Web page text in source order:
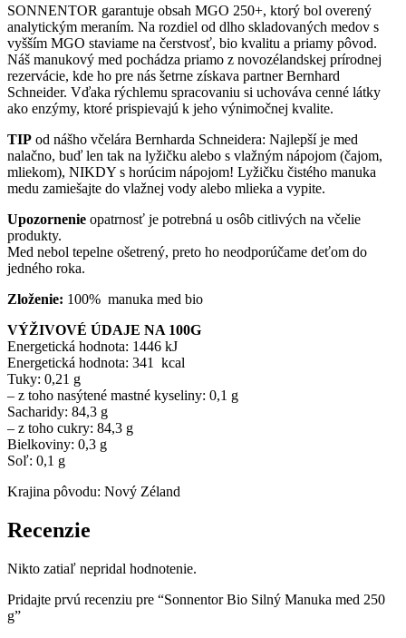
SONNENTOR garantuje obsah MGO 250+, ktorý bol overený
analytickým meraním. Na rozdiel od dlho skladovaných medov s
vyšším MGO staviame na čerstvosť, bio kvalitu a priamy pôvod.
Náš manukový med pochádza priamo z novozélandskej prírodnej
rezervácie, kde ho pre nás šetrne získava partner Bernhard
Schneider. Vďaka rýchlemu spracovaniu si uchováva cenné látky
ako enzýmy, ktoré prispievajú k jeho výnimočnej kvalite.
TIP od nášho včelára Bernharda Schneidera: Najlepší je med
nalačno, buď len tak na lyžičku alebo s vlažným nápojom (čajom,
mliekom), NIKDY s horúcim nápojom! Lyžičku čistého manuka
medu zamiešajte do vlažnej vody alebo mlieka a vypite.
Upozornenie opatrnosť je potrebná u osôb citlivých na včelie
produkty.
Med nebol tepelne ošetrený, preto ho neodporúčame deťom do
jedného roka.
Zloženie: 100% manuka med bio
VÝŽIVOVÉ ÚDAJE NA 100G
Energetická hodnota: 1446 kJ
Energetická hodnota: 341 kcal
Tuky: 0,21 g
– z toho nasýtené mastné kyseliny: 0,1 g
Sacharidy: 84,3 g
– z toho cukry: 84,3 g
Bielkoviny: 0,3 g
Soľ: 0,1 g
Krajina pôvodu: Nový Zéland
Recenzie
Nikto zatiaľ nepridal hodnotenie.
Pridajte prvú recenziu pre “Sonnentor Bio Silný Manuka med 250
g”